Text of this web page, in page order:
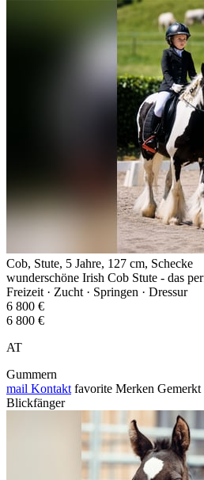
Cob, Stute, 5 Jahre, 127 cm, Schecke
wunderschöne Irish Cob Stute - das
Freizeit · Zucht · Springen · Dressur
6 800 €
6 800 €
AT
Gummern
mail Kontakt favorite Merken Gemerkt
Blickfänger